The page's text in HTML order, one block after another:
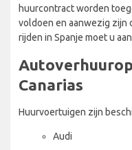
huurcontract worden
voldoen en aanwezig zijn
rijden in Spanje moet u
Canarias
Huurvoertuigen zijn
Audi